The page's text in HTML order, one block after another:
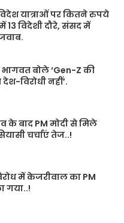
यात्राओं पर कितने रुपये
13 विदेशी दौरे, संसद में
बोले ‘Gen-Z की
विरोधी नहीं’.
के बाद PM मोदी से मिले
चर्चाएं तेज..!
में केजरीवाल का PM
गया..!